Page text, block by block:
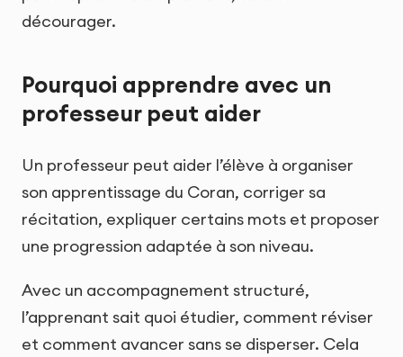
décourager.
Pourquoi apprendre avec un
professeur peut aider
Un professeur peut aider l’élève à organiser
son apprentissage du Coran, corriger sa
récitation, expliquer certains mots et proposer
une progression adaptée à son niveau.
Avec un accompagnement structuré,
l’apprenant sait quoi étudier, comment réviser
et comment avancer sans se disperser. Cela